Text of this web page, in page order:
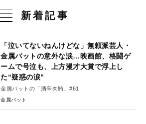
新着記事
「泣いてないねんけどな」無頼派芸人・
金属バットの意外な涙…映画館、格闘ゲ
ームで号泣も、上方漫才大賞で浮上し
た“疑惑の涙”
金属バットの「酒辛肉鮪」#61
金属バット